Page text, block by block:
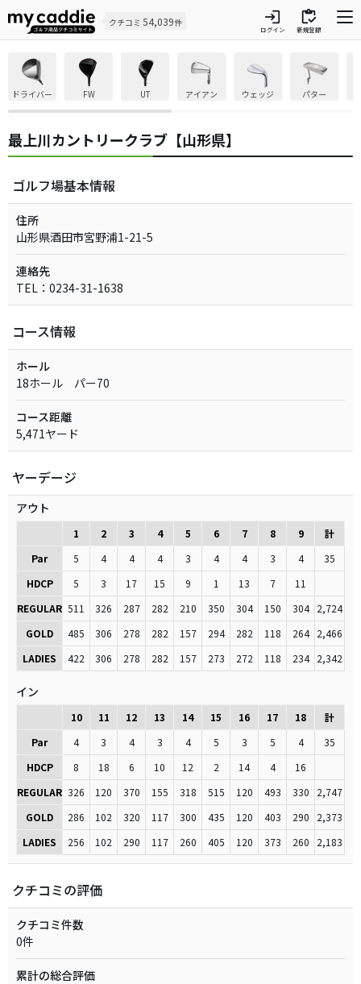
クチコミ 54,039件 login
ログイン
inventory
新規登録
ドライバー FW UT アイアン ウェッジ パター
最上川カントリークラブ【山形県】
ゴルフ場基本情報
住所
山形県酒田市宮野浦1-21-5
連絡先
TEL：0234-31-1638
コース情報
ホール
18ホール パー70
コース距離
5,471ヤード
ヤーデージ
アウト
1 2 3 4 5 6 7 8 9
計
Par
5 4 4 4 3 4 4 3 4
35
HDCP
5 3 17 15 9 1 13 7
11
REGULAR 511 326 287 282 210 350 304 150 304
2,724
GOLD
485 306 278 282 157 294 282 118 264
2,466
LADIES
422 306 278 282 157 273 272 118 234 2,342
イン
10 11 12 13 14 15 16 17 18
計
Par
4 3 4 3 4 5 3 5 4
35
HDCP
8 18 6 10 12 2 14 4
16
REGULAR 326 120 370 155 318 515 120 493 330
2,747
GOLD
286 102 320 117 300 435 120 403 290
2,373
LADIES
256 102 290 117 260 405 120 373 260 2,183
クチコミの評価
クチコミ件数
0件
累計の総合評価